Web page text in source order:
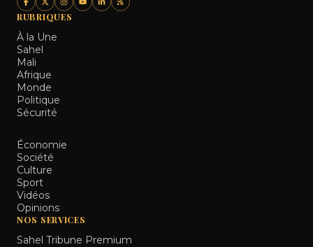
RUBRIQUES
À la Une
Sahel
Mali
Afrique
Monde
Politique
Sécurité
Économie
Société
Culture
Sport
Vidéos
Opinions
NOS SERVICES
Sahel Tribune Premium